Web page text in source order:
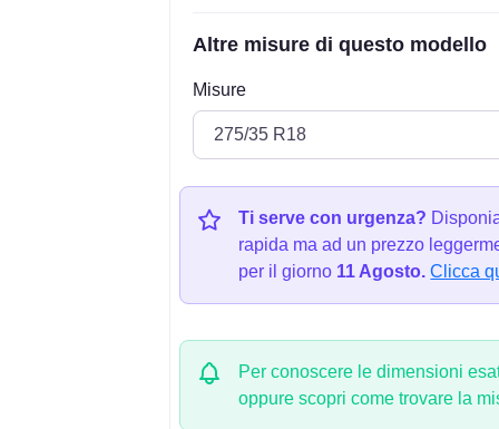
Altre misure di questo modello
Misure
Ti serve con urgenza?
rapida ma ad un prezzo
per il giorno 11 Agosto. Clicca
Per conoscere le dimensioni
oppure scopri come trovare la